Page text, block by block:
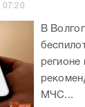
07:20
В
МЧС...